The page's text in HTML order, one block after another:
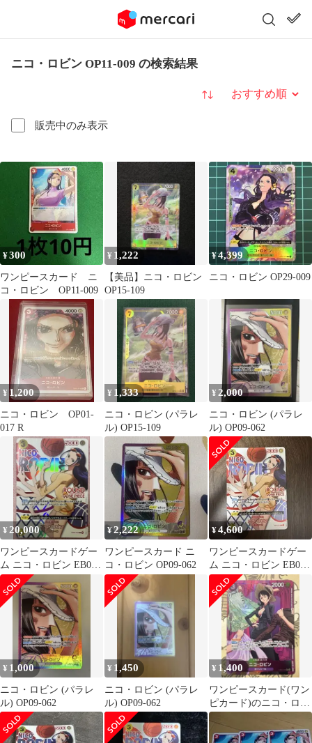
ニコ・ロビン OP11-009 の検索結果
販売中のみ表示
並び替え
¥300
ワンピースカード ニ
コ・ロビン OP11-009
¥ 1,222
【美品】ニコ・ロビン
OP15-109
¥4,399
ニコ・ロビン OP29-009
¥ 1,200
ニコ・ロビン OP01-
017 R
¥ 1,333
ニコ・ロビン (パラレ
ル) OP15-109
¥ 2,000
ニコ・ロビン (パラレ
ル) OP09-062
¥20,000
ワンピースカードゲー
ム ニコ・ロビン EB03-
054
¥2,222
ワンピースカード ニ
コ・ロビン OP09-062
¥4,600
ワンピースカードゲー
ム ニコ・ロビン EB03-
014
¥ 1,000
ニコ・ロビン (パラレ
ル) OP09-062
¥ 1,450
ニコ・ロビン (パラレ
ル) OP09-062
¥ 1,400
ワンピースカード(ワン
ピカード)のニコ・ロビ
ン(EB02-036)